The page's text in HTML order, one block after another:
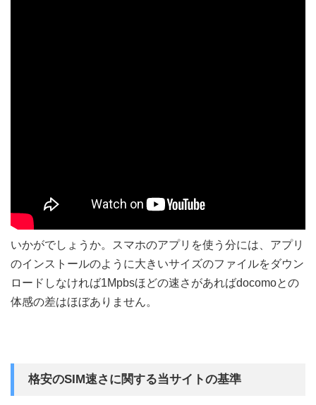
いかがでしょうか。スマホのアプリを使う分には、アプリ
のインストールのように大きいサイズのファイルをダウン
ロードしなければ1Mpbsほどの速さがあればdocomoとの
体感の差はほぼありません。
格安のSIM速さに関する当サイトの基準